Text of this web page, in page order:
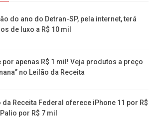
do ano do Detran-SP, pela internet, terá
de luxo a R$ 10 mil
por apenas R$ 1 mil! Veja produtos a preço
no Leilão da Receita
da Receita Federal oferece iPhone 11 por R$
por R$ 7 mil